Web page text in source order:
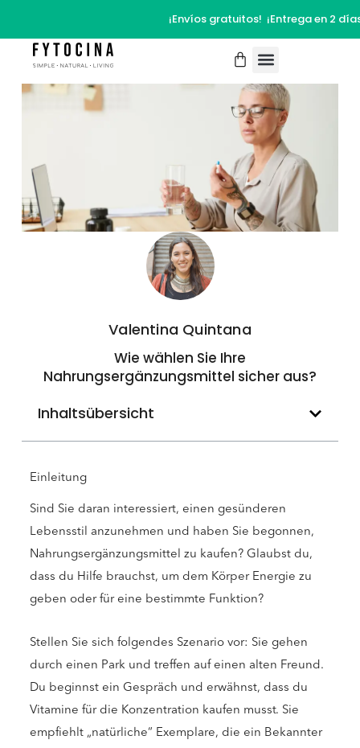
¡Envíos gratuitos! ¡Entrega en 2
Valentina Quintana
Wie wählen Sie Ihre
Nahrungsergänzungsmittel sicher aus?
Inhaltsübersicht
Einleitung
Sind Sie daran interessiert, einen gesünderen
Lebensstil anzunehmen und haben Sie begonnen,
Nahrungsergänzungsmittel zu kaufen? Glaubst du,
dass du Hilfe brauchst, um dem Körper Energie zu
geben oder für eine bestimmte Funktion?
Stellen Sie sich folgendes Szenario vor: Sie gehen
durch einen Park und treffen auf einen alten Freund.
Du beginnst ein Gespräch und erwähnst, dass du
Vitamine für die Konzentration kaufen musst. Sie
empfiehlt „natürliche“ Exemplare, die ein Bekannter